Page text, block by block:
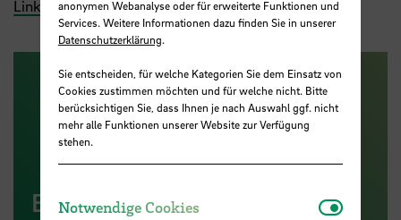
Link zur Studie
Bionik-Innovations-Centrum
anonymen Webanalyse oder für erweiterte Funktionen und
Services. Weitere Informationen dazu finden Sie in unserer
Datenschutzerklärung.
Sie entscheiden, für welche Kategorien Sie dem Einsatz von
Cookies zustimmen möchten und für welche nicht. Bitte
berücksichtigen Sie, dass Ihnen je nach Auswahl ggf. nicht
mehr alle Funktionen unserer Website zur Verfügung
stehen.
Notwendige Cookies